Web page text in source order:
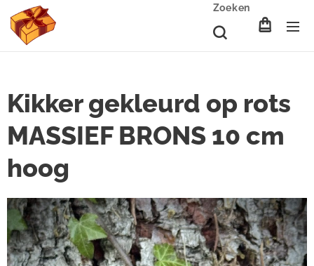
Zoeken
Kikker gekleurd op rots
MASSIEF BRONS 10 cm
hoog